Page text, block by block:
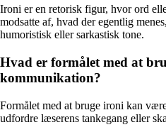
Ironi er en retorisk figur, hvor ord
modsatte af, hvad der egentlig
humoristisk eller sarkastisk tone.
Hvad er formålet med at
kommunikation?
Formålet med at bruge ironi kan
udfordre læserens tankegang eller